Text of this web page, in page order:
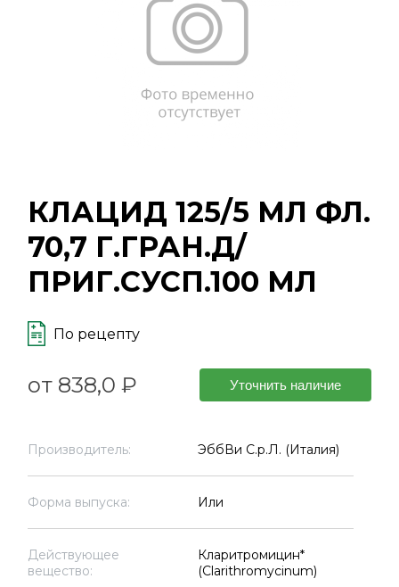
КЛАЦИД 125/5 МЛ ФЛ.
70,7 Г.ГРАН.Д/
ПРИГ.СУСП.100 МЛ
По рецепту
от 838,0 ₽ Уточнить наличие
Производитель: ЭббВи С.р.Л. (Италия)
Форма выпуска: Или
Действующее
вещество:
Кларитромицин*
(Clarithromycinum)